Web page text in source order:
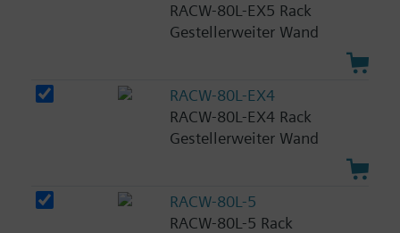
RACW-80L-EX5 Rack
Gestellerweiter Wand
RACW-80L-EX4
RACW-80L-EX4 Rack
Gestellerweiter Wand
RACW-80L-5
RACW-80L-5 Rack